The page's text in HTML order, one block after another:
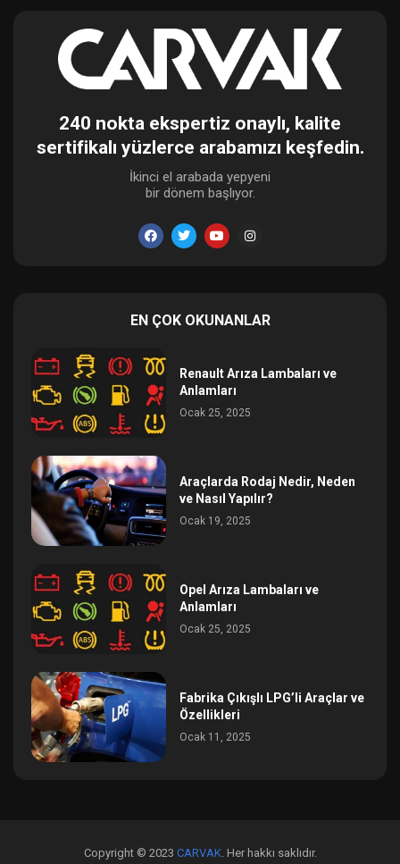
240 nokta ekspertiz onaylı, kalite
sertifikalı yüzlerce arabamızı keşfedin.
İkinci el arabada yepyeni
bir dönem başlıyor.
EN ÇOK OKUNANLAR
Renault Arıza Lambaları ve
Anlamları
Ocak 25, 2025
Araçlarda Rodaj Nedir, Neden
ve Nasıl Yapılır?
Ocak 19, 2025
Opel Arıza Lambaları ve
Anlamları
Ocak 25, 2025
Fabrika Çıkışlı LPG’li Araçlar ve
Özellikleri
Ocak 11, 2025
Copyright © 2023 CARVAK. Her hakkı saklıdır.